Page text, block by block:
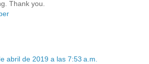
Thank you.
abril de 2019 a las 7:53 a.m.